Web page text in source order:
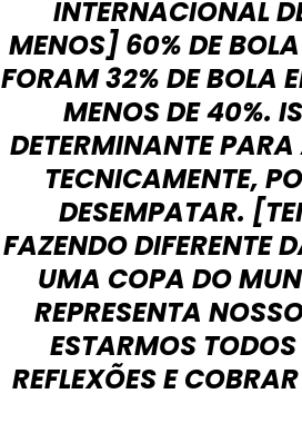
INTERNACIONAL
MENOS] 60% DE
FORAM 32% DE BOLA
MENOS DE 40%.
DETERMINANTE
TECNICAMENTE,
DESEMPATAR.
FAZENDO DIFERENTE
UMA COPA DO
REPRESENTA
ESTARMOS
REFLEXÕES E